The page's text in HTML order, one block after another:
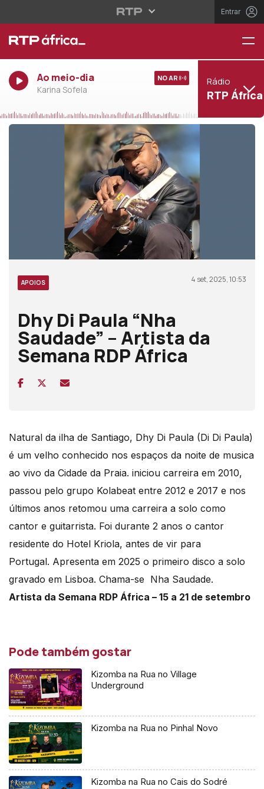
Entrar
Ao meio-dia
Karina Sofela
NO AR Rádio
RTP África
APOIOS 4 set, 2025, 10:53
Dhy Di Paula “Nha
Saudade” – Artista da
Semana RDP África
Natural da ilha de Santiago, Dhy Di Paula (Di Di Paula)
é um velho conhecido nos espaços da noite de musica
ao vivo da Cidade da Praia. iniciou carreira em 2010,
passou pelo grupo Kolabeat entre 2012 e 2017 e nos
últimos anos retomou uma carreira a solo como
cantor e guitarrista. Foi durante 2 anos o cantor
residente do Hotel Kriola, antes de vir para
Portugal. Apresenta em 2025 o primeiro disco a solo
gravado em Lisboa. Chama-se Nha Saudade.
Artista da Semana RDP África – 15 a 21 de setembro
Pode também gostar
Kizomba na Rua no Village
Underground
Kizomba na Rua no Pinhal Novo
Kizomba na Rua no Cais do Sodré